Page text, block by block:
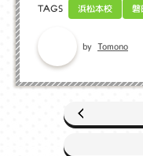
TAGS 浜松本校 磐
by Tomono